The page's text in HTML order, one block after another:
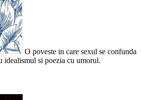
O poveste in care sexul se confunda
idealismul si poezia cu umorul.